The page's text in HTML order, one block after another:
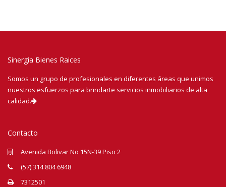
Sinergia Bienes Raices
Somos un grupo de profesionales en diferentes áreas que unimos
nuestros esfuerzos para brindarte servicios inmobiliarios de alta
calidad.
Contacto
Avenida Bolivar No 15N-39 Piso 2
(57) 314 804 6948
7312501